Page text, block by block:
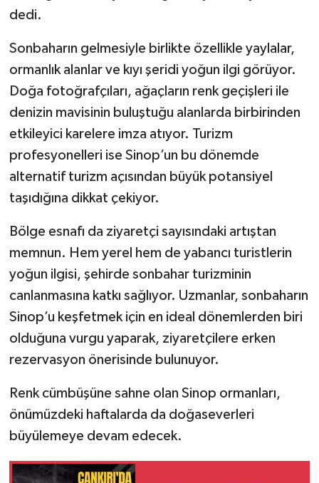
dedi.
Sonbaharın gelmesiyle birlikte özellikle yaylalar,
ormanlık alanlar ve kıyı şeridi yoğun ilgi görüyor.
Doğa fotoğrafçıları, ağaçların renk geçişleri ile
denizin mavisinin buluştuğu alanlarda birbirinden
etkileyici karelere imza atıyor. Turizm
profesyonelleri ise Sinop’un bu dönemde
alternatif turizm açısından büyük potansiyel
taşıdığına dikkat çekiyor.
Bölge esnafı da ziyaretçi sayısındaki artıştan
memnun. Hem yerel hem de yabancı turistlerin
yoğun ilgisi, şehirde sonbahar turizminin
canlanmasına katkı sağlıyor. Uzmanlar, sonbaharın
Sinop’u keşfetmek için en ideal dönemlerden biri
olduğuna vurgu yaparak, ziyaretçilere erken
rezervasyon önerisinde bulunuyor.
Renk cümbüşüne sahne olan Sinop ormanları,
önümüzdeki haftalarda da doğaseverleri
büyülemeye devam edecek.